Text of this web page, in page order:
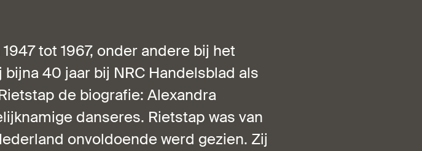
tot 1967, onder andere bij het
40 jaar bij NRC Handelsblad als
de biografie: Alexandra
danseres. Rietstap was van
onvoldoende werd gezien. Zij